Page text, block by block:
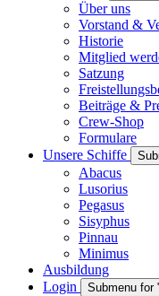
Über uns
Vorstand &
Historie
Mitglied
Satzung
Beiträge &
Crew-Shop
Formulare
Unsere Schiffe
Abacus
Lusorius
Pegasus
Sisyphus
Pinnau
Minimus
Ausbildung
Login
Submenu for